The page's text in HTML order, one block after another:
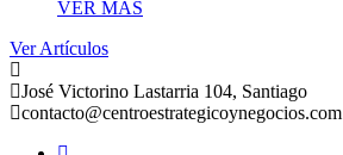
VER MÁS
Ver Artículos
José Victorino Lastarria 104, Santiago
contacto@centroestrategicoynegocios.com